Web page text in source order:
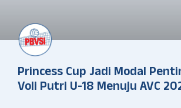
Princess Cup Jadi Modal
Voli Putri U-18 Menuju AVC